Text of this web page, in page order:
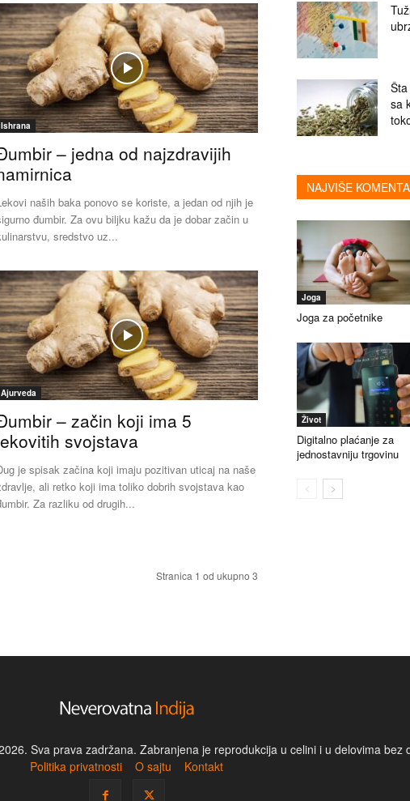
Ishrana
– jedna od najzdravijih
naših baka ponovo se koriste, a jedan od njih je
đumbir. Za ovu biljku kažu da je dobar začin u
sredstvo uz...
Ajurveda
– začin koji ima 5
svojstava
je spisak začina koji imaju pozitivan uticaj na naše
ali retko koji ima toliko dobrih svojstava kao
Za razliku od drugih...
Stranica 1 od ukupno 3
sa
NAJVIŠE
Joga
Joga za početnike
Život
Digitalno plaćanje za
jednostavniju trgovinu
Sva prava zadržana. Zabranjena je reprodukcija u celini i u delovima bez
Politika privatnosti
O sajtu Kontakt